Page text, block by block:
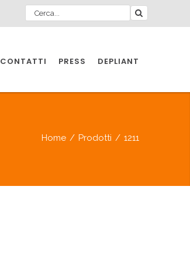
CONTATTI PRESS
DEPLIANT
Home / Prodotti / 1211